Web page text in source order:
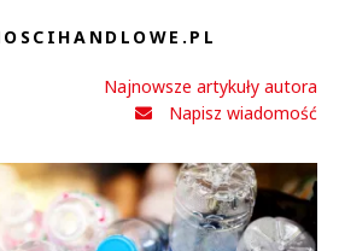
Najnowsze artykuły autora
Napisz wiadomość